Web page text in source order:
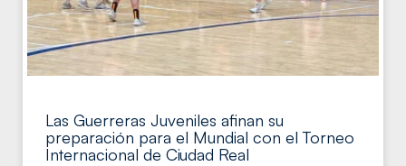
Las Guerreras Juveniles afinan su
preparación para el Mundial con el Torneo
Internacional de Ciudad Real